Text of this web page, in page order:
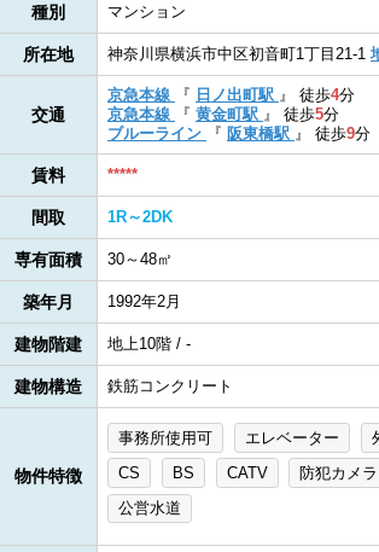
種別 マンション
所在地 神奈川県横浜市中区初音町1丁目21-1
交通
京急本線 『 日ノ出町駅 』 徒歩4分
京急本線
『 黄金町駅 』 徒歩5分
ブルーライン
『 阪東橋駅 』 徒歩9分
賃料 *****
間取 1R～2DK
専有面積 30～48㎡
築年月 1992年2月
建物階建 地上10階 / -
建物構造 鉄筋コンクリート
物件特徴
事務所使用可 エレベーター
CS
BS CATV 防犯カメラ
公営水道